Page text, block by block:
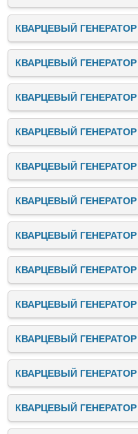
КВАРЦЕВЫЙ ГЕНЕРАТОР
КВАРЦЕВЫЙ ГЕНЕРАТОР
КВАРЦЕВЫЙ ГЕНЕРАТОР
КВАРЦЕВЫЙ ГЕНЕРАТОР
КВАРЦЕВЫЙ ГЕНЕРАТОР
КВАРЦЕВЫЙ ГЕНЕРАТОР
КВАРЦЕВЫЙ ГЕНЕРАТОР
КВАРЦЕВЫЙ ГЕНЕРАТОР
КВАРЦЕВЫЙ ГЕНЕРАТОР
КВАРЦЕВЫЙ ГЕНЕРАТОР
КВАРЦЕВЫЙ ГЕНЕРАТОР
КВАРЦЕВЫЙ ГЕНЕРАТОР